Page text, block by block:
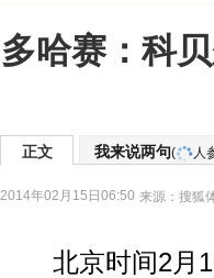
多哈赛：科
正文 我来说两句( 人
2014年02月15日06:50 来源： 搜狐
北京时间2月15